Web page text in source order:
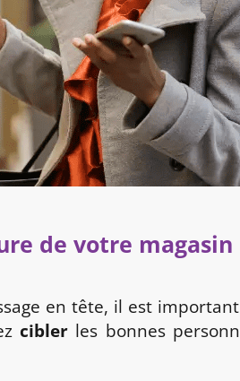
de votre magasin
en tête, il est
ciblerles bonnes